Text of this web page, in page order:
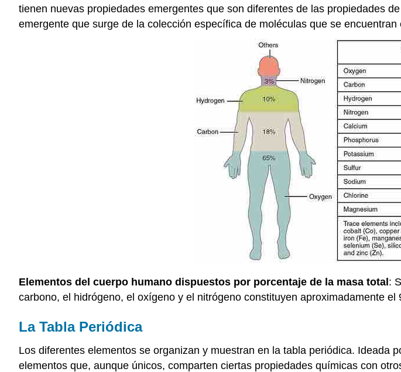
tienen nuevas propiedades emergentes que son diferentes de las propiedades
emergente que surge de la colección específica de moléculas que se encuentran
Elementos del cuerpo humano dispuestos por porcentaje de la masa total :
carbono, el hidrógeno, el oxígeno y el nitrógeno constituyen aproximadamente
La Tabla Periódica
Los diferentes elementos se organizan y muestran en la tabla periódica.
elementos que, aunque únicos, comparten ciertas propiedades químicas con